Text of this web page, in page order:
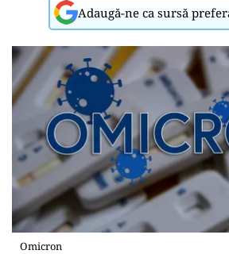
Adaugă-ne ca sursă
Omicron